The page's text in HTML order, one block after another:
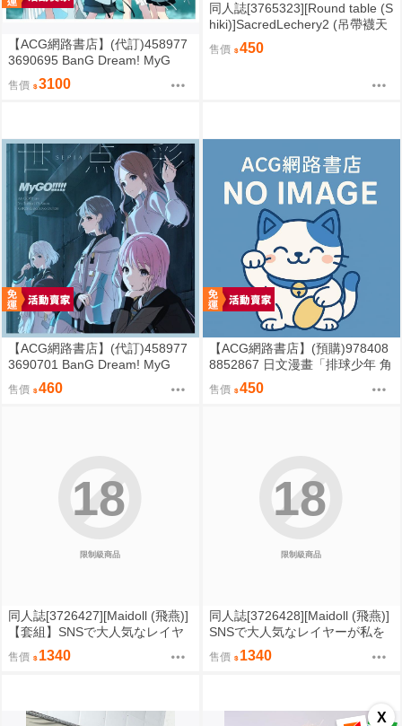
X
【ACG網路書店】(代訂)458977
3690695 BanG Dream! MyG
O!!!!! 9th單曲「世点彩 世點彩」
BD限定盤
售價 3100
同人誌[3765323][Round table (S
hiki)]SacredLechery2 (吊帶襪天
使)
售價 450
【ACG網路書店】(代訂)458977
3690701 BanG Dream! MyG
O!!!!! 9th單曲「世点彩 世點彩」
通常盤
售價 460
【ACG網路書店】(預購)978408
8852867 日文漫畫「排球少年 角
色REMIX版 絆 及川與岩泉 (1)」
售價 450
限制級商品
18
同人誌[3726427][Maidoll (飛燕)]
【套組】SNSで大人気なレイヤ
ーが私を誘ってオフパコの話。
～夜更かしの二次会セックス編
售價 1340
限制級商品
18
同人誌[3726428][Maidoll (飛燕)]
SNSで大人気なレイヤーが私を
誘ってオフパコの話。～夜更か
しの二次会セックス編～【特
售價 1340